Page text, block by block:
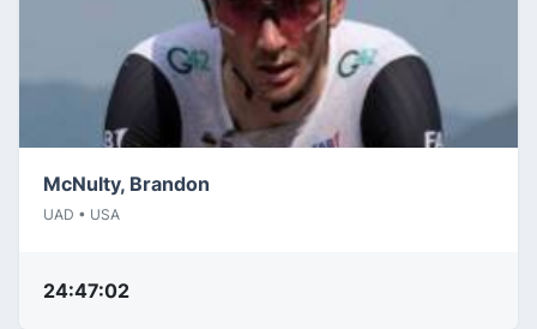
McNulty, Brandon
UAD • USA
24:47:02